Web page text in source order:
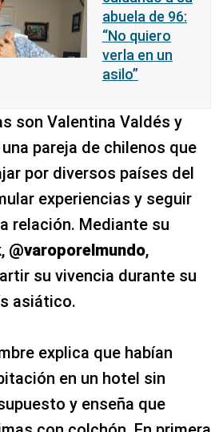
abuela de 96:
“No quiero
verla en un
asilo”
son Valentina Valdés y
pareja de chilenos que
por diversos países del
experiencias y seguir
relación. Mediante su
@varoporelmundo,
su vivencia durante su
asiático.
explica que habían
en un hotel sin
y enseña que